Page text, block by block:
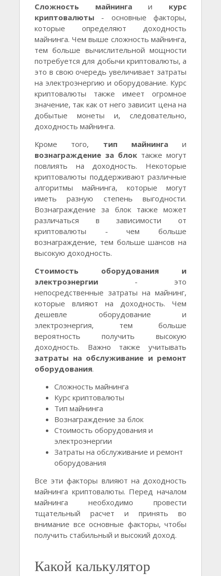
Сложность майнингаи курс
криптовалюты - основные факторы,
которые определяют доходность
майнинга. Чем выше сложность майнинга,
тем больше вычислительной мощности
потребуется для добычи криптовалюты, а
это в свою очередь увеличивает затраты
на электроэнергию и оборудование. Курс
криптовалюты также имеет огромное
значение, так как от него зависит цена на
добытые монеты и, следовательно,
доходность майнинга.
Кроме того, тип майнингаи
вознаграждение за блок также могут
повлиять на доходность. Некоторые
криптовалюты поддерживают различные
алгоритмы майнинга, которые могут
иметь разную степень выгодности.
Вознаграждение за блок также может
различаться в зависимости от
криптовалюты - чем больше
вознаграждение, тем больше шансов на
высокую доходность.
Стоимость оборудования и
электроэнергии - это
непосредственные затраты на майнинг,
которые влияют на доходность. Чем
дешевле оборудование и
электроэнергия, тем больше
вероятность получить высокую
доходность. Важно также учитывать
затраты на обслуживание и ремонт
оборудования.
Сложность майнинга
Курс криптовалюты
Тип майнинга
Вознаграждение за блок
Стоимость оборудования и
электроэнергии
Затраты на обслуживание и ремонт
оборудования
Все эти факторы влияют на доходность
майнинга криптовалюты. Перед началом
майнинга необходимо провести
тщательный расчет и принять во
внимание все основные факторы, чтобы
получить стабильный и высокий доход.
Какой калькулятор